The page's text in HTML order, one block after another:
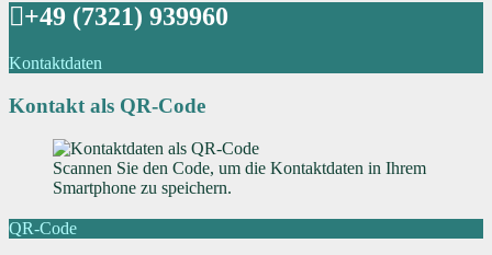
+49 (7321) 939960
Kontaktdaten
Kontakt als QR-Code
Scannen Sie den Code, um die Kontaktdaten in Ihrem
Smartphone zu speichern.
QR-Code